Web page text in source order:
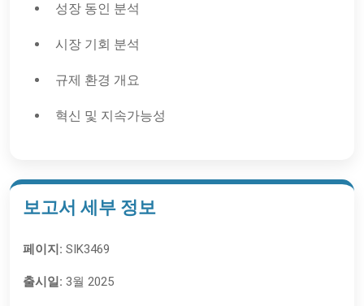
성장 동인 분석
시장 기회 분석
규제 환경 개요
혁신 및 지속가능성
보고서 세부 정보
페이지: SIK3469
출시일: 3월 2025